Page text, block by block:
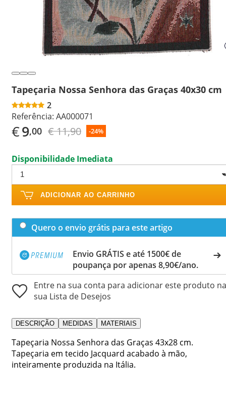
Tapeçaria Nossa Senhora das Graças 40x30 cm
2
Referência: AA000071
€9,00 € 11,90 -24%
Disponibilidade Imediata
ADICIONAR AO CARRINHO
Quero o envio grátis para este artigo
Envio GRÁTIS e até 1500€ de
poupança por apenas 8,90€/ano.
Entre na sua conta para adicionar este produto na
sua Lista de Desejos
DESCRIÇÃO MEDIDAS MATERIAIS
Tapeçaria Nossa Senhora das Graças 43x28 cm.
Tapeçaria em tecido Jacquard acabado à mão,
inteiramente produzida na Itália.